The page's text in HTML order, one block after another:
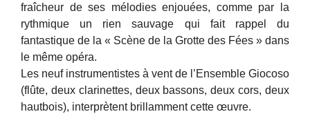
fraîcheur de ses mélodies enjouées, comme par la
rythmique un rien sauvage qui fait rappel du
fantastique de la « Scène de la Grotte des Fées » dans
le même opéra.
Les neuf instrumentistes à vent de l’Ensemble Giocoso
(flûte, deux clarinettes, deux bassons, deux cors, deux
hautbois), interprètent brillamment cette œuvre.